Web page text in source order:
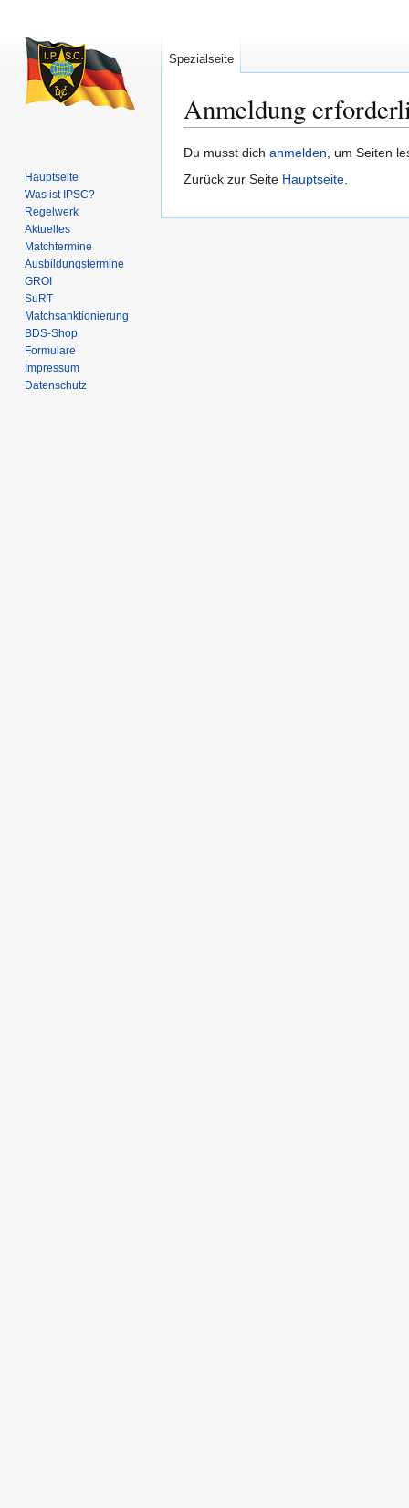
Anmeldung
Zur
Navigation
Zur
Suche
Du musst dich anmelden, um Seiten
Zurück zur Seite Hauptseite.
Spezialseite
Hauptseite
Was ist IPSC?
Regelwerk
Aktuelles
Matchtermine
Ausbildungs­termine
GROI
SuRT
Match­sanktionierung
BDS-Shop
Formulare
Impressum
Datenschutz